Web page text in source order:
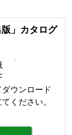
」カタログ
ウンロード
ください。